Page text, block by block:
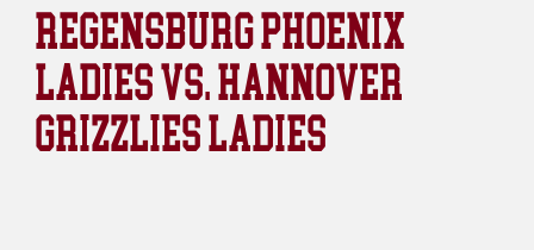
REGENSBURG PHOENIX
LADIES VS. HANNOVER
GRIZZLIES LADIES